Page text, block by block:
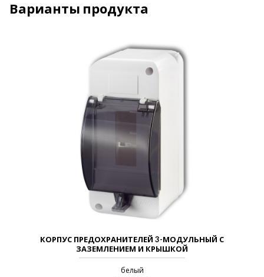
Варианты продукта
КОРПУС ПРЕДОХРАНИТЕЛЕЙ 3-МОДУЛЬНЫЙ С
ЗАЗЕМЛЕНИЕМ И КРЫШКОЙ
белый